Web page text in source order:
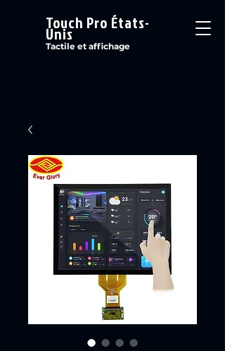
Touch Pro États-
Unis
Tactile et affichage